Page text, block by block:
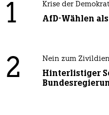
1 Krise der
AfD-Wählen
2 Nein zum
Hinterlistiger